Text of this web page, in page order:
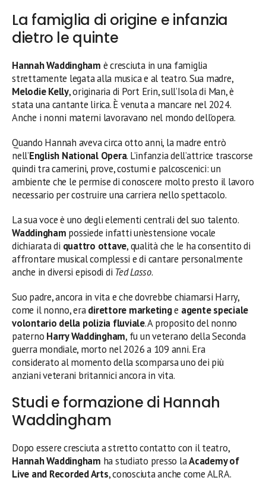
La famiglia di origine e infanzia
dietro le quinte
Hannah Waddingham è cresciuta in una famiglia
strettamente legata alla musica e al teatro. Sua madre,
Melodie Kelly, originaria di Port Erin, sull’Isola di Man, è
stata una cantante lirica. È venuta a mancare nel 2024.
Anche i nonni materni lavoravano nel mondo dell’opera.
Quando Hannah aveva circa otto anni, la madre entrò
nell’English National Opera. L’infanzia dell’attrice trascorse
quindi tra camerini, prove, costumi e palcoscenici: un
ambiente che le permise di conoscere molto presto il lavoro
necessario per costruire una carriera nello spettacolo.
La sua voce è uno degli elementi centrali del suo talento.
Waddingham possiede infatti un’estensione vocale
dichiarata di quattro ottave, qualità che le ha consentito di
affrontare musical complessi e di cantare personalmente
anche in diversi episodi di Ted Lasso.
Suo padre, ancora in vita e che dovrebbe chiamarsi Harry,
come il nonno, eradirettore marketinge agente speciale
volontario della polizia fluviale. A proposito del nonno
paterno Harry Waddingham, fu un veterano della Seconda
guerra mondiale, morto nel 2026 a 109 anni. Era
considerato al momento della scomparsa uno dei più
anziani veterani britannici ancora in vita.
Studi e formazione di Hannah
Waddingham
Dopo essere cresciuta a stretto contatto con il teatro,
Hannah Waddingham ha studiato presso laAcademy of
Live and Recorded Arts, conosciuta anche come ALRA.